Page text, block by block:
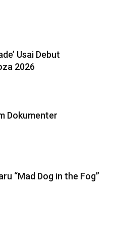
Usai Debut
2026
Dokumenter
“Mad Dog in the Fog”